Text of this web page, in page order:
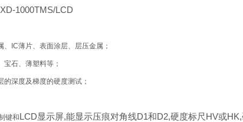
1000TMS/LCD
、IC薄片、表面涂层、层压金属；
宝石、薄塑料等；
的深度及梯度的硬度测试；
键和LCD显示屏,能显示压痕对角线D1和D2,硬度标尺HV或